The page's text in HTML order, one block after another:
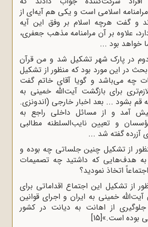
مرامنامه اسلامی است و یکی هم آیه‌ای از
و گفت هرچه اسلام بر وفق این آیه
علاوه بر آن مرامنامه مذهب جعفری،
خواهد بود ...
در پارک شهر تشکیل شد و من قرآن
در این مورد بود که منظور از تشکیل
چه می‌باشد و گویا آقای خاتم گفت
برای بازگشت آیت‌الله خمینی به
قم بشود ... بعد اخبار خارجی (اندونزی.
آمد و از مسائل داخلی راجع به
و تعیین نایب‌السلطنه مطالبی
آزرده گفته شد ...
از تشکیل چنین جلساتی چه بوده و
به هدف‌هایی که داشتید چه تصمیمات
اتخاذ نمودید؟
از تشکیل این اجتماع اقداماتی برای
آیت‌الله خمینی به ایران و اجرای قوانین
از اهانت به دیانت در کشور
بوده است.»[15]